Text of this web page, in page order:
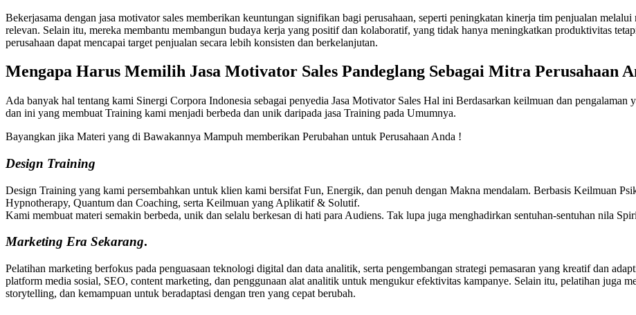
Bekerjasama dengan jasa motivator sales memberikan keuntungan signifikan bagi perusahaan, seperti peningkatan kinerja tim penjualan
relevan. Selain itu, mereka membantu membangun budaya kerja yang positif dan kolaboratif, yang tidak hanya meningkatkan produktivitas
perusahaan dapat mencapai target penjualan secara lebih konsisten dan berkelanjutan.
Mengapa Harus Memilih Jasa Motivator Sales Pandeglang Sebagai Mitra Perusahaan
Ada banyak hal tentang kami Sinergi Corpora Indonesia sebagai penyedia Jasa Motivator Sales Hal ini Berdasarkan keilmuan dan
dan ini yang membuat Training kami menjadi berbeda dan unik daripada jasa Training pada Umumnya.
Bayangkan jika Materi yang di Bawakannya Mampuh memberikan Perubahan untuk Perusahaan Anda !
Design Training
Design Training yang kami persembahkan untuk klien kami bersifat Fun, Energik, dan penuh dengan Makna mendalam. Berbasis Keilmuan
Hypnotherapy, Quantum dan Coaching, serta Keilmuan yang Aplikatif & Solutif.
Kami membuat materi semakin berbeda, unik dan selalu berkesan di hati para Audiens. Tak lupa juga menghadirkan sentuhan-sentuhan nila
Marketing Era Sekarang.
Pelatihan marketing berfokus pada penguasaan teknologi digital dan data analitik, serta pengembangan strategi pemasaran yang kreatif dan
platform media sosial, SEO, content marketing, dan penggunaan alat analitik untuk mengukur efektivitas kampanye. Selain itu, pelatihan juga
storytelling, dan kemampuan untuk beradaptasi dengan tren yang cepat berubah.